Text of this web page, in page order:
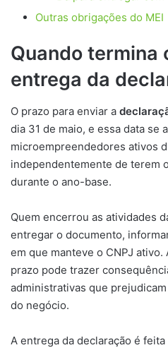
Outras obrigações do MEI
Quando termina
entrega da
O prazo para enviar a
dia 31 de maio, e essa data se
microempreendedores ativos
independentemente de terem
durante o ano-base.
Quem encerrou as atividades
entregar o documento,
em que manteve o CNPJ
prazo pode trazer
administrativas que
do negócio.
A entrega da declaração é